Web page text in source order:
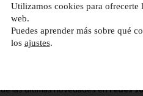
lo mejor que puedes hacer si
contar con un equipo de
(offline) cree una serie de
las últimas novedades enredes
Utilizamos cookies para ofrecerte
web.
Puedes aprender más sobre qué
los ajustes.